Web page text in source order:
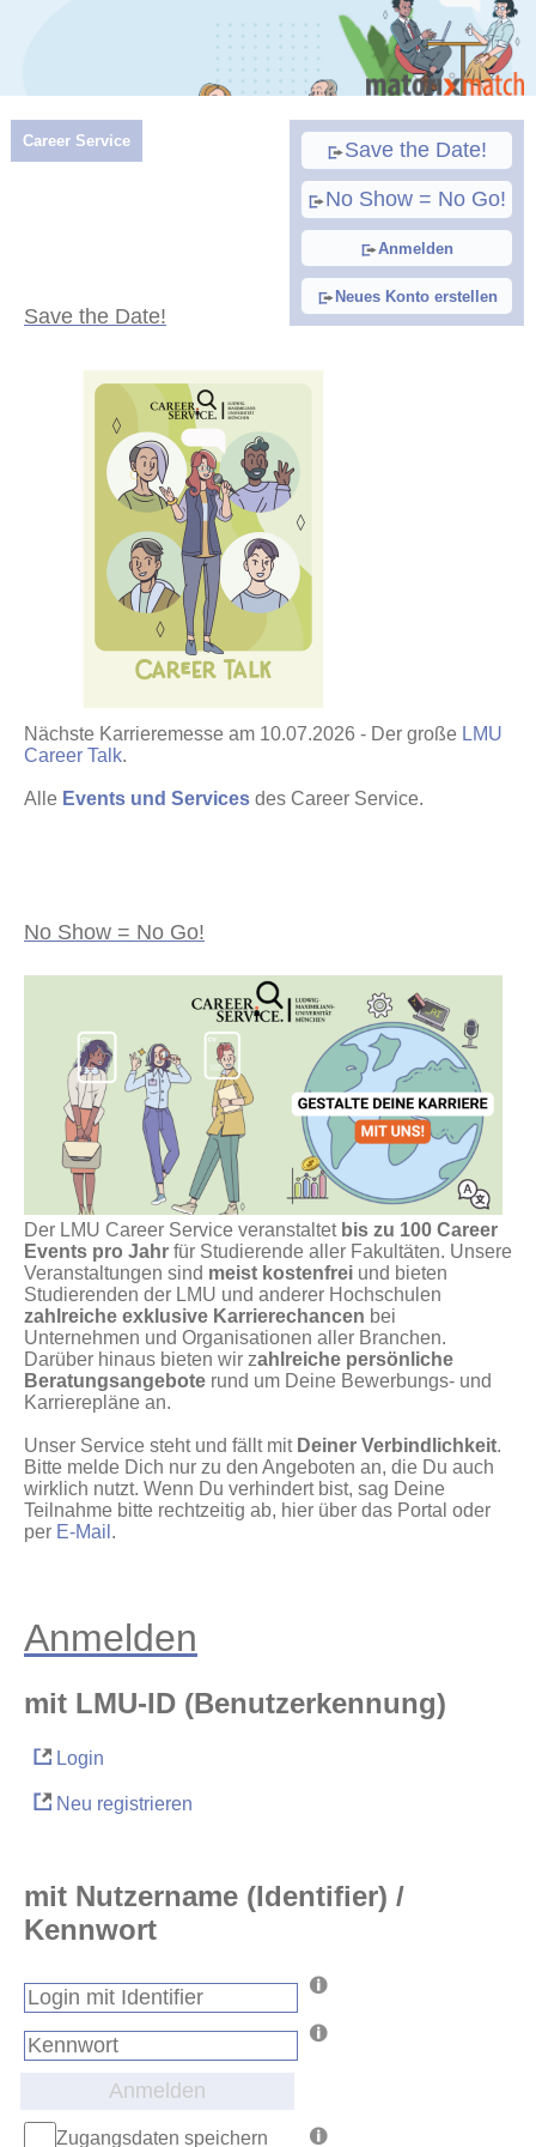
Save the Date!
No Show = No Go!
Anmelden
Neues Konto erstellen
Career Service
Save the Date!
Nächste Karrieremesse am 10.07.2026 - Der große LMU
Career Talk.
Alle Events und Services des Career Service.
No Show = No Go!
Der LMU Career Service veranstaltet bis zu 100 Career
Events pro Jahr für Studierende aller Fakultäten. Unsere
Veranstaltungen sind meist kostenfrei und bieten
Studierenden der LMU und anderer Hochschulen
zahlreiche exklusive Karrierechancen bei
Unternehmen und Organisationen aller Branchen.
Darüber hinaus bieten wir zahlreiche persönliche
Beratungsangebote rund um Deine Bewerbungs- und
Karrierepläne an.
Unser Service steht und fällt mit Deiner Verbindlichkeit.
Bitte melde Dich nur zu den Angeboten an, die Du auch
wirklich nutzt. Wenn Du verhindert bist, sag Deine
Teilnahme bitte rechtzeitig ab, hier über das Portal oder
per E-Mail .
Anmelden
mit LMU-ID (Benutzerkennung)
Login
Neu registrieren
mit Nutzername (Identifier) /
Kennwort
Anmelden
Zugangsdaten speichern